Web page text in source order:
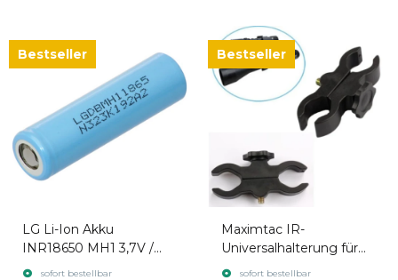
Bestseller
LG Li-Ion Akku
INR18650 MH1 3,7V /
3200mAh geeignet für
sofort bestellbar
Bestseller
Maximtac IR-
Universalhalterung für
Lauf und Zielfernrohr
sofort bestellbar